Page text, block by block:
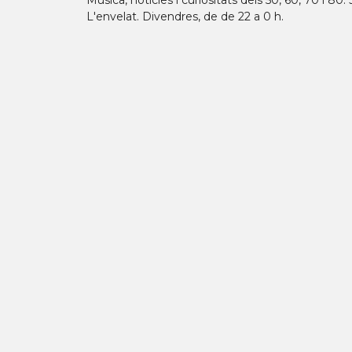
L'envelat. Divendres, de de 22 a 0 h.